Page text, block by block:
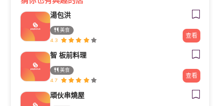
湯包洪
美食
4.3
查看
智 板前料理
美食
4.7
查看
頑伙串燒屋